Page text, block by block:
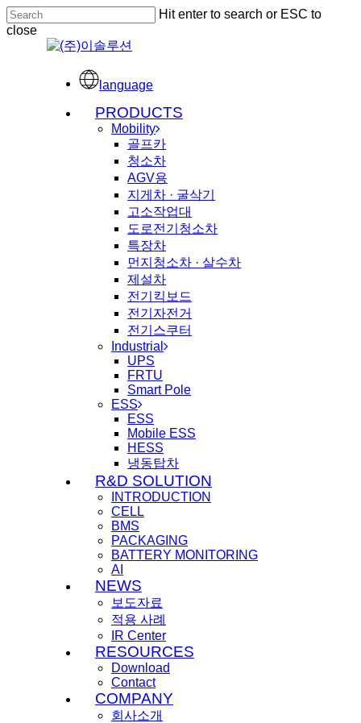
Skip
to
Hit enter to search or ESC to
close
language
Menu
PRODUCTS
Mobility
골프카
청소차
AGV용
지게차 · 굴삭기
고소작업대
도로전기청소차
특장차
먼지청소차 · 살수차
제설차
전기킥보드
전기자전거
전기스쿠터
Industrial
UPS
FRTU
Smart Pole
ESS
ESS
Mobile ESS
HESS
냉동탑차
R&D SOLUTION
INTRODUCTION
CELL
BMS
PACKAGING
BATTERY MONITORING
AI
NEWS
보도자료
적용 사례
IR Center
RESOURCES
Download
Contact
COMPANY
회사소개